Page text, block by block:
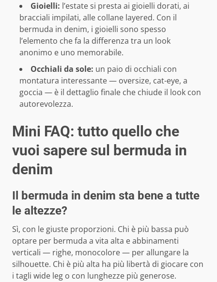
Gioielli: l’estate si presta ai gioielli dorati, ai
bracciali impilati, alle collane layered. Con il
bermuda in denim, i gioielli sono spesso
l’elemento che fa la differenza tra un look
anonimo e uno memorabile.
Occhiali da sole: un paio di occhiali con
montatura interessante — oversize, cat-eye, a
goccia — è il dettaglio finale che chiude il look con
autorevolezza.
Mini FAQ: tutto quello che
vuoi sapere sul bermuda in
denim
Il bermuda in denim sta bene a tutte
le altezze?
Sì, con le giuste proporzioni. Chi è più bassa può
optare per bermuda a vita alta e abbinamenti
verticali — righe, monocolore — per allungare la
silhouette. Chi è più alta ha più libertà di giocare con
i tagli wide leg o con lunghezze più generose.